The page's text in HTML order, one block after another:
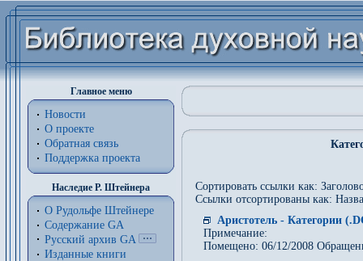
Главное меню
Новости
О проекте
Обратная связь
Поддержка проекта
Наследие Р. Штейнера
О Рудольфе Штейнере
Содержание GA
Русский архив GA
Изданные книги
Сортировать ссылки как:
Ссылки отсортированы как:
Аристотель - Категории
Примечание:
Помещено: 06/12/2008